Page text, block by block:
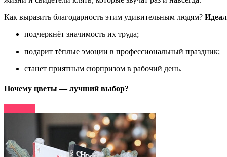
Как выразить благодарность этим удивительным людям?
подчеркнёт значимость их труда;
подарит тёплые эмоции в профессиональный праздник;
станет приятным сюрпризом в рабочий день.
Почему цветы — лучший выбор?